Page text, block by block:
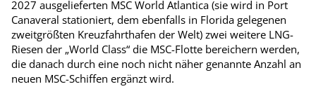
2027 ausgelieferten MSC World Atlantica (sie wird in Port
Canaveral stationiert, dem ebenfalls in Florida gelegenen
zweitgrößten Kreuzfahrthafen der Welt) zwei weitere LNG-
Riesen der „World Class“ die MSC-Flotte bereichern werden,
die danach durch eine noch nicht näher genannte Anzahl an
neuen MSC-Schiffen ergänzt wird.